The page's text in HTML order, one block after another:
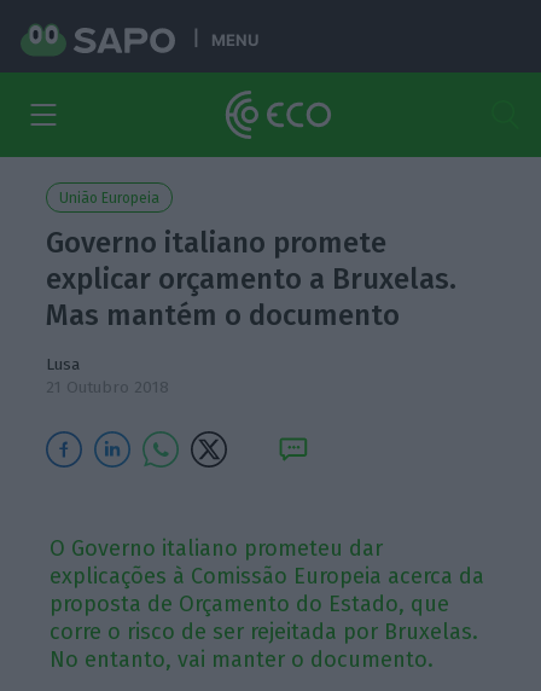
MENU
União Europeia
Governo italiano promete
explicar orçamento a Bruxelas.
Mas mantém o documento
Lusa
21 Outubro 2018
O Governo italiano prometeu dar
explicações à Comissão Europeia acerca da
proposta de Orçamento do Estado, que
corre o risco de ser rejeitada por Bruxelas.
No entanto, vai manter o documento.